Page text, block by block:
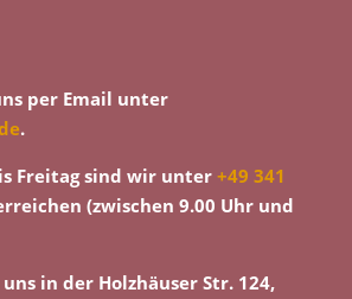
per Email unter
.
Freitag sind wir unter +49 341
(zwischen 9.00 Uhr und
in der Holzhäuser Str. 124,